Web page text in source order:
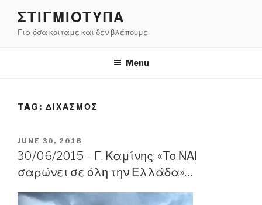
content
ΣΤΙΓΜΙΟΤΥΠΑ
Για όσα κοιτάμε και δεν βλέπουμε
Menu
TAG: ΔΙΧΑΣΜΟΣ
POSTED
ON
JUNE 30, 2018
30/06/2015 – Γ. Καμίνης: «Το ΝΑΙ
σαρώνει σε όλη την Ελλάδα»…